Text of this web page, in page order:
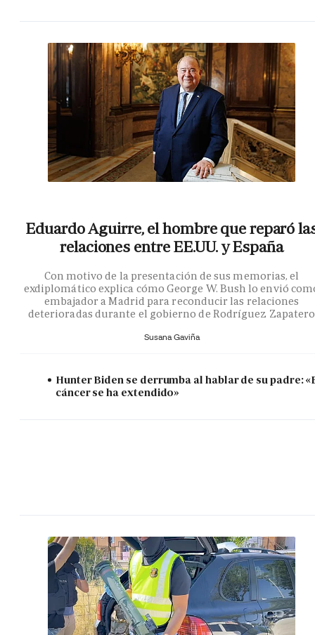
Eduardo Aguirre, el hombre que reparó
relaciones entre EE.UU. y España
Con motivo de la presentación de sus memorias, el
exdiplomático explica cómo George W. Bush lo envió
embajador a Madrid para reconducir las relaciones
deterioradas durante el gobierno de Rodríguez Zapatero
Susana Gaviña
Hunter Biden se derrumba al hablar de su padre:
cáncer se ha extendido»